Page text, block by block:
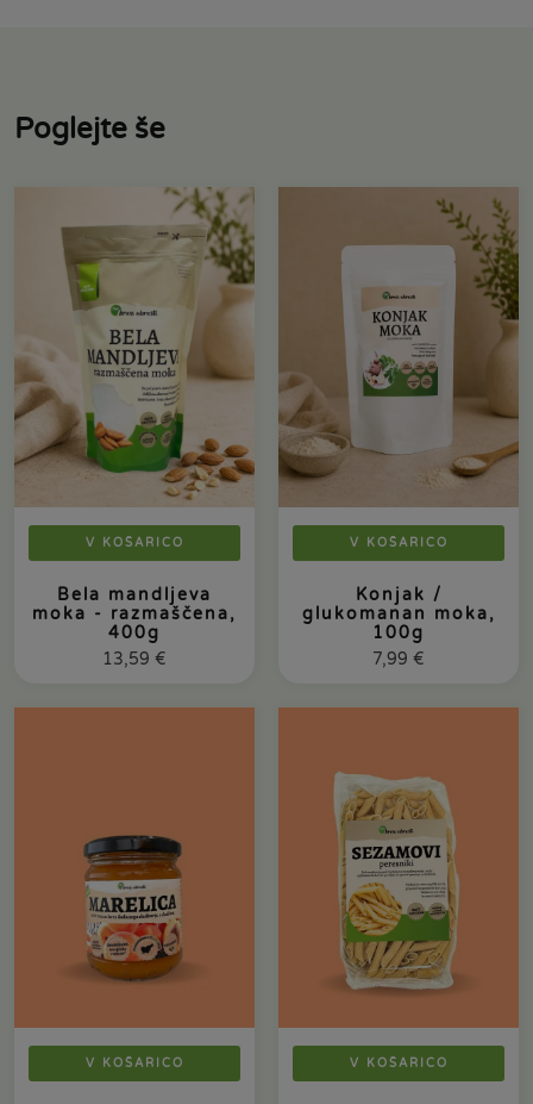
Poglejte še
V KOŠARICO
Bela mandljeva
moka - razmaščena,
400g
13,59 €
V KOŠARICO
Konjak /
glukomanan moka,
100g
7,99 €
V KOŠARICO V KOŠARICO